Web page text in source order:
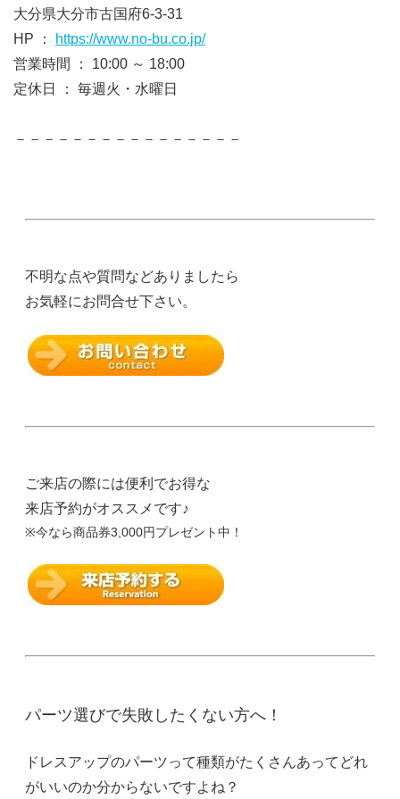
大分県大分市古国府6-3-31
HP ：
https://www.no-bu.co.jp/
営業時間 ： 10:00 ～ 18:00
定休日 ： 毎週火・水曜日
－－－－－－－－－－－－－－－－
不明な点や質問などありましたら
お気軽にお問合せ下さい。
ご来店の際には便利でお得な
来店予約がオススメです♪
※今なら商品券3,000円プレゼント中！
パーツ選びで失敗したくない方へ！
ドレスアップのパーツって種類がたくさんあってどれ
がいいのか分からないですよね？